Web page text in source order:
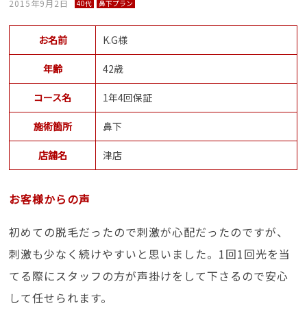
2015年9月2日 40代 鼻下プラン
お名前 K.G様
年齢 42歳
コース名 1年4回保証
施術箇所 鼻下
店舗名 津店
お客様からの声
初めての脱毛だったので刺激が心配だったのですが、
刺激も少なく続けやすいと思いました。1回1回光を当
てる際にスタッフの方が声掛けをして下さるので安心
して任せられます。